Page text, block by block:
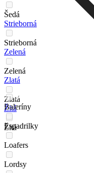
Šedá
Strieborná
Strieborná
Zelená
Zelená
Zlatá
Zlatá
Žltá
Žltá
Baleríny
Espadrilky
Loafers
Lordsy